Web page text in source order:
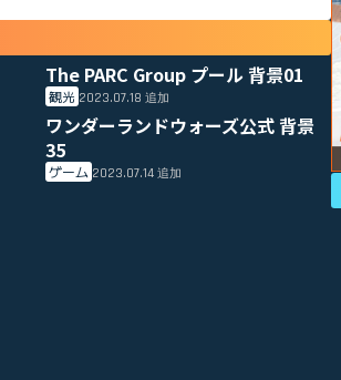
The PARC Group プール 背景01
観光 2023.07.18追加
ワンダーランドウォーズ公式 背景
35
ゲーム 2023.07.14追加